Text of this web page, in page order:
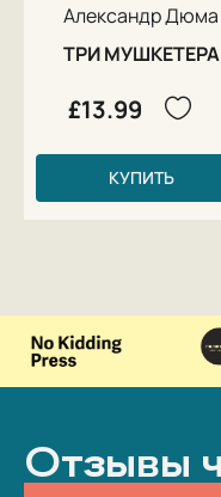
Александр Дюма
ТРИ МУШКЕТЕРА
£13.99
КУПИТЬ
Отзывы